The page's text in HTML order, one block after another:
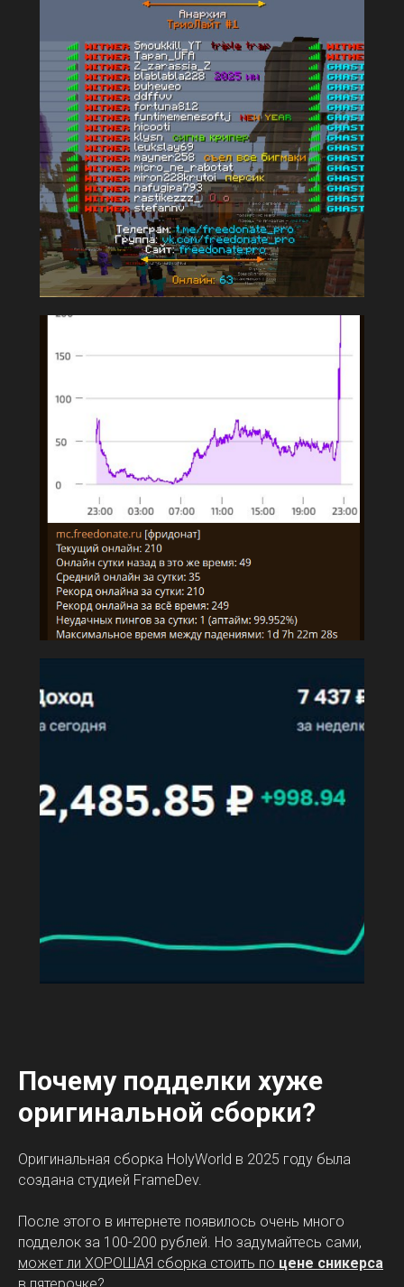
Почему подделки хуже
оригинальной сборки?
Оригинальная сборка HolyWorld в 2025 году была
создана студией FrameDev.
После этого в интернете появилось очень много
подделок за 100-200 рублей. Но задумайтесь сами,
может ли ХОРОШАЯ сборка стоить по цене сникерса